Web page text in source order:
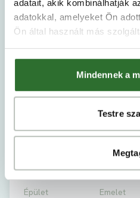
adatait, akik kombinálhatják
adatokkal, amelyeket Ön
Ön által használt más
Mindennek a
Testre
Épület Emelet